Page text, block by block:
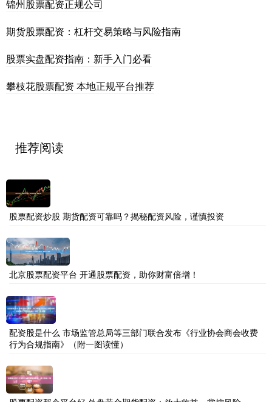
锦州股票配资正规公司
期货股票配资：杠杆交易策略与风险指南
股票实盘配资指南：新手入门必看
攀枝花股票配资 本地正规平台推荐
推荐阅读
股票配资炒股 期货配资可靠吗？揭秘配资风险，谨慎投资
北京股票配资平台 开通股票配资，助你财富倍增！
配资股是什么 市场监管总局等三部门联合发布《行业协会商会收费
行为合规指南》（附一图读懂）